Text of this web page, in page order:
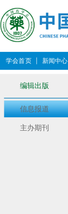
学会首页 新闻中心
编辑出版
信息报道
主办期刊